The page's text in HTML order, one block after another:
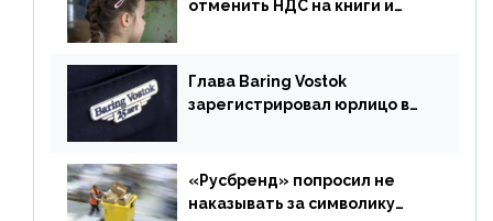
отменить НДС на книги и
Глава Baring Vostok
зарегистрировал юрлицо в
«Русбренд» попросил не
наказывать за символику